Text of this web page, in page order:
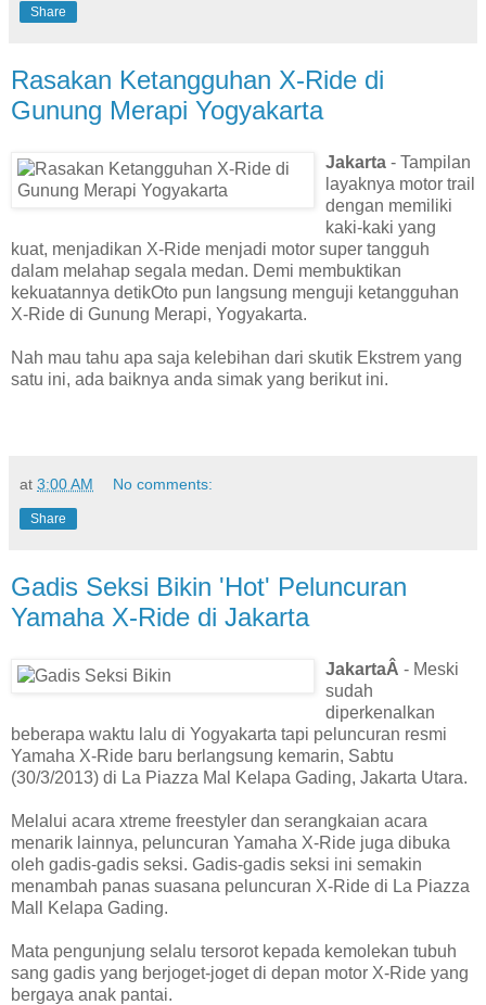
Share
Rasakan Ketangguhan X-Ride di
Gunung Merapi Yogyakarta
Jakarta - Tampilan
layaknya motor trail
dengan memiliki
kaki-kaki yang
kuat, menjadikan X-Ride menjadi motor super tangguh
dalam melahap segala medan. Demi membuktikan
kekuatannya detikOto pun langsung menguji ketangguhan
X-Ride di Gunung Merapi, Yogyakarta.
Nah mau tahu apa saja kelebihan dari skutik Ekstrem yang
satu ini, ada baiknya anda simak yang berikut ini.
at 3:00 AM No comments:
Share
Gadis Seksi Bikin 'Hot' Peluncuran
Yamaha X-Ride di Jakarta
JakartaÂ - Meski
sudah
diperkenalkan
beberapa waktu lalu di Yogyakarta tapi peluncuran resmi
Yamaha X-Ride baru berlangsung kemarin, Sabtu
(30/3/2013) di La Piazza Mal Kelapa Gading, Jakarta Utara.
Melalui acara xtreme freestyler dan serangkaian acara
menarik lainnya, peluncuran Yamaha X-Ride juga dibuka
oleh gadis-gadis seksi. Gadis-gadis seksi ini semakin
menambah panas suasana peluncuran X-Ride di La Piazza
Mall Kelapa Gading.
Mata pengunjung selalu tersorot kepada kemolekan tubuh
sang gadis yang berjoget-joget di depan motor X-Ride yang
bergaya anak pantai.